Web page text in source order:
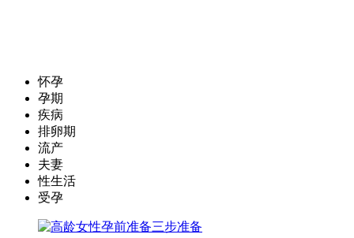
怀孕
孕期
疾病
排卵期
流产
夫妻
性生活
受孕